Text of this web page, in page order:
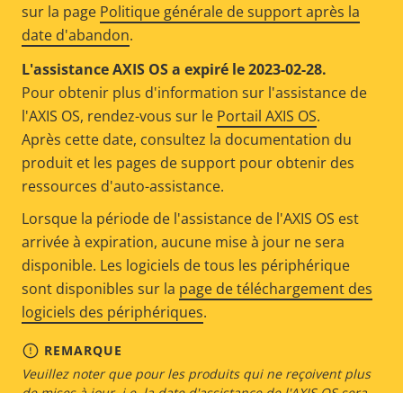
sur la page Politique générale de support après la
date d'abandon.
L'assistance AXIS OS a expiré le 2023-02-28.
Pour obtenir plus d'information sur l'assistance de
l'AXIS OS, rendez-vous sur le Portail AXIS OS.
Après cette date, consultez la documentation du
produit et les pages de support pour obtenir des
ressources d'auto-assistance.
Lorsque la période de l'assistance de l'AXIS OS est
arrivée à expiration, aucune mise à jour ne sera
disponible. Les logiciels de tous les périphérique
sont disponibles sur la page de téléchargement des
logiciels des périphériques.
REMARQUE
Veuillez noter que pour les produits qui ne reçoivent plus